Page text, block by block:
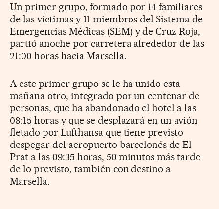
Un primer grupo, formado por 14 familiares
de las víctimas y 11 miembros del Sistema de
Emergencias Médicas (SEM) y de Cruz Roja,
partió anoche por carretera alrededor de las
21:00 horas hacia Marsella.
A este primer grupo se le ha unido esta
mañana otro, integrado por un centenar de
personas, que ha abandonado el hotel a las
08:15 horas y que se desplazará en un avión
fletado por Lufthansa que tiene previsto
despegar del aeropuerto barcelonés de El
Prat a las 09:35 horas, 50 minutos más tarde
de lo previsto, también con destino a
Marsella.